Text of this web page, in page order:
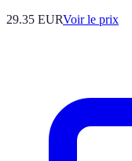
29.35 EURVoir le prix